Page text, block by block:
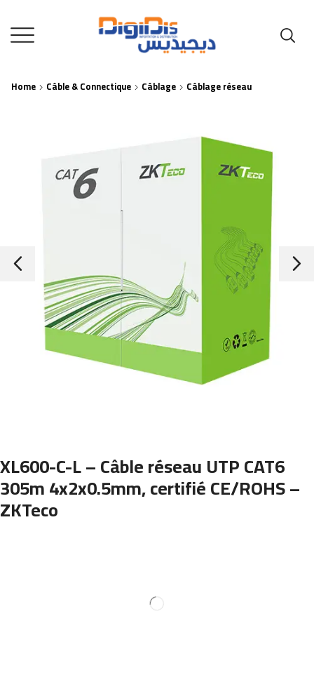
Home Câble & Connectique Câblage Câblage réseau
XL600-C-L – Câble réseau UTP CAT6
305m 4x2x0.5mm, certifié CE/ROHS –
ZKTeco